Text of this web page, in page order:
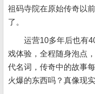
祖码寺院在原始传奇以
了。
运营10多年后也有40
戏体验，全程随身泡点
代名词，传奇中的故事
火爆的东西吗？真像现